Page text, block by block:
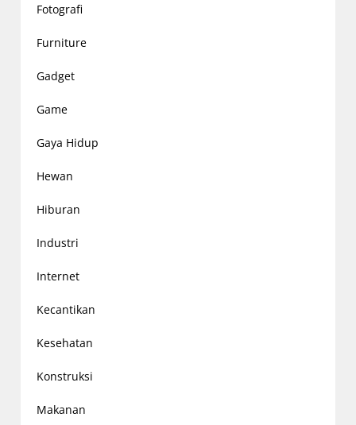
Fotografi
Furniture
Gadget
Game
Gaya Hidup
Hewan
Hiburan
Industri
Internet
Kecantikan
Kesehatan
Konstruksi
Makanan